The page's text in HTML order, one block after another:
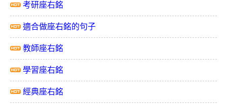
考研座右銘
適合做座右銘的句子
教師座右銘
學習座右銘
經典座右銘